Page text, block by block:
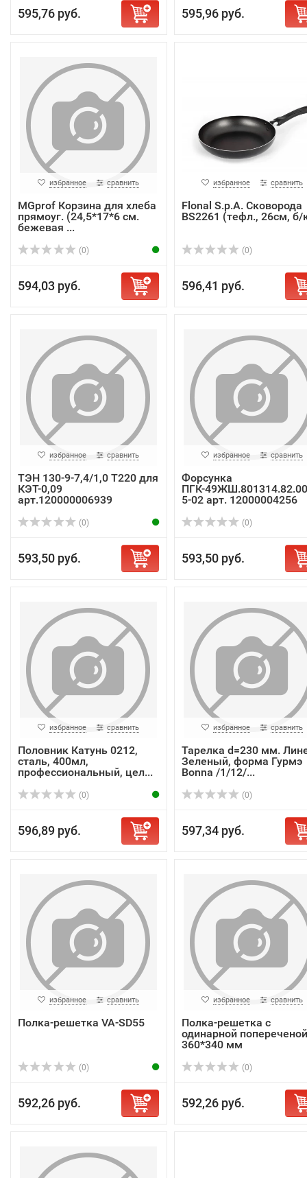
595,76 руб. 595,96 руб.
избранное сравнить
MGprof Корзина для хлеба
прямоуг. (24,5*17*6 см.
бежевая ...
(0)
594,03 руб.
избранное сравнить
Flonal S.p.A. Сковорода
BS2261 (тефл., 26см, б/
(0)
596,41 руб.
избранное сравнить
ТЭН 130-9-7,4/1,0 Т220 для
КЭТ-0,09
арт.120000006939
(0)
593,50 руб.
избранное сравнить
Форсунка
ПГК-
5-02 арт. 12000004256
(0)
593,50 руб.
избранное сравнить
Половник Катунь 0212,
сталь, 400мл,
профессиональный, цел...
(0)
596,89 руб.
избранное сравнить
Тарелка d=230 мм.
Зеленый, форма Гурмэ
Bonna /1/12/...
(0)
597,34 руб.
избранное сравнить
Полка-решетка VA-SD55
(0)
592,26 руб.
избранное сравнить
Полка-решетка с
одинарной попереченой
360*340 мм
(0)
592,26 руб.